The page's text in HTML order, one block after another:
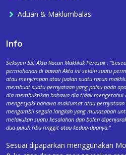
Aduan & Maklumbalas
Info
Seksyen 53, Akta Racun Makhluk Perosak :
permohonan di bawah Akta ini selain suatu
atau menyimpan atau jualan suatu racun
membuat suatu pernyataan yang palsu pada
dia membuktikan bahawa dia tidak mengetahui
mengesyaki bahawa maklumat atau
mengambil segala langkah yang munasabah
melakukan suatu kesalahan dan boleh
dua puluh ribu ringgit atau kedua-duanya."
Sesuai dipaparkan menggunakan